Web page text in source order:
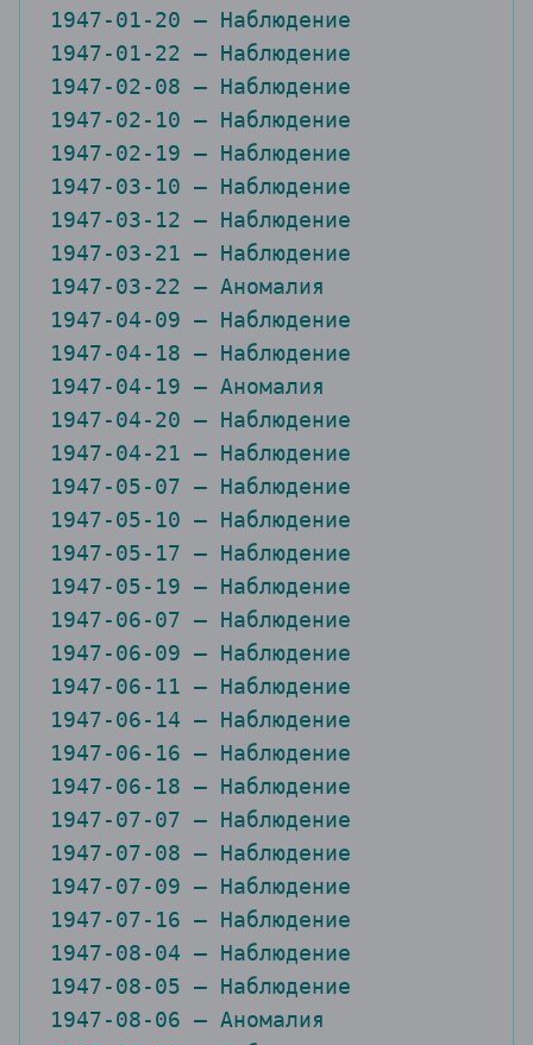
1947-01-22 — Наблюдение
1947-02-08 — Наблюдение
1947-02-10 — Наблюдение
1947-02-19 — Наблюдение
1947-03-10 — Наблюдение
1947-03-12 — Наблюдение
1947-03-21 — Наблюдение
1947-03-22 — Аномалия
1947-04-09 — Наблюдение
1947-04-18 — Наблюдение
1947-04-19 — Аномалия
1947-04-20 — Наблюдение
1947-04-21 — Наблюдение
1947-05-07 — Наблюдение
1947-05-10 — Наблюдение
1947-05-17 — Наблюдение
1947-05-19 — Наблюдение
1947-06-07 — Наблюдение
1947-06-09 — Наблюдение
1947-06-11 — Наблюдение
1947-06-14 — Наблюдение
1947-06-16 — Наблюдение
1947-06-18 — Наблюдение
1947-07-07 — Наблюдение
1947-07-08 — Наблюдение
1947-07-09 — Наблюдение
1947-07-16 — Наблюдение
1947-08-04 — Наблюдение
1947-08-05 — Наблюдение
1947-08-06 — Аномалия
1947-08-07 — Наблюдение